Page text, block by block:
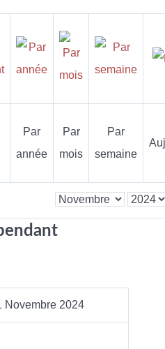
Par
année
Par
mois
Par
semaine
Novembre 2024